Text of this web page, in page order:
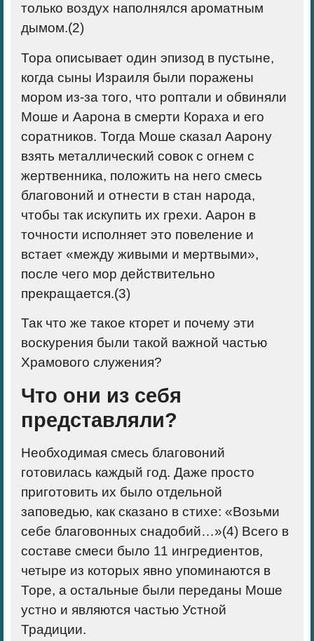
только воздух наполнялся ароматным
дымом.(2)
Тора описывает один эпизод в пустыне,
когда сыны Израиля были поражены
мором из-за того, что роптали и обвиняли
Моше и Аарона в смерти Кораха и его
соратников. Тогда Моше сказал Аарону
взять металлический совок с огнем с
жертвенника, положить на него смесь
благовоний и отнести в стан народа,
чтобы так искупить их грехи. Аарон в
точности исполняет это повеление и
встает «между живыми и мертвыми»,
после чего мор действительно
прекращается.(3)
Так что же такое кторет и почему эти
воскурения были такой важной частью
Храмового служения?
Что они из себя
представляли?
Необходимая смесь благовоний
готовилась каждый год. Даже просто
приготовить их было отдельной
заповедью, как сказано в стихе: «Возьми
себе благовонных снадобий…»(4) Всего в
составе смеси было 11 ингредиентов,
четыре из которых явно упоминаются в
Торе, а остальные были переданы Моше
устно и являются частью Устной
Традиции.